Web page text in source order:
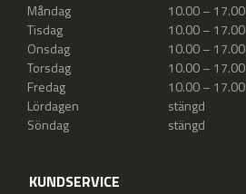
Måndag
10.00 – 17.00
Tisdag
10.00 – 17.00
Onsdag
10.00 – 17.00
Torsdag
10.00 – 17.00
Fredag
10.00 – 17.00
Lördagen
stängd
Söndag
stängd
KUNDSERVICE